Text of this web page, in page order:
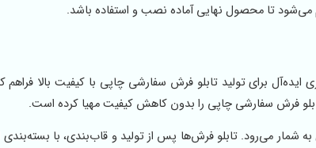
می‌شود تا محصول نهایی آماده نصب و استفاده باشد.
برای تولید تابلو فرش سفارشی چاپی با کیفیت بالا فراهم
فرش سفارشی چاپی را بدون کاهش کیفیت مهیا کرده است.
شمار می‌رود. تابلو فرش‌ها پس از تولید و قاب‌بندی، با